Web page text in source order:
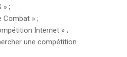
» ;
Combat » ;
Internet » ;
une compétition